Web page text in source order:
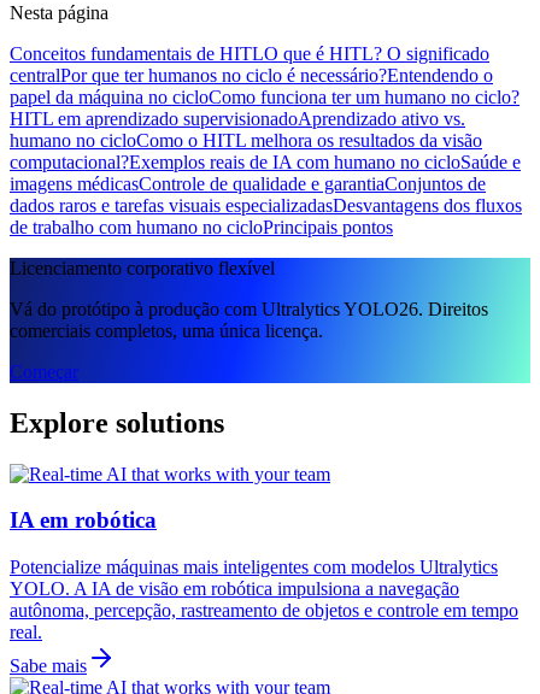
Nesta página
Conceitos fundamentais de HITLO que é HITL? O significado
centralPor que ter humanos no ciclo é necessário?Entendendo o
papel da máquina no cicloComo funciona ter um humano no ciclo?
HITL em aprendizado supervisionadoAprendizado ativo vs.
humano no cicloComo o HITL melhora os resultados da visão
computacional?Exemplos reais de IA com humano no cicloSaúde e
imagens médicasControle de qualidade e garantiaConjuntos de
dados raros e tarefas visuais especializadasDesvantagens dos fluxos
de trabalho com humano no cicloPrincipais pontos
Licenciamento corporativo flexível
Vá do protótipo à produção com Ultralytics YOLO26. Direitos
comerciais completos, uma única licença.
Começar
Explore solutions
IA em robótica
Potencialize máquinas mais inteligentes com modelos Ultralytics
YOLO. A IA de visão em robótica impulsiona a navegação
autônoma, percepção, rastreamento de objetos e controle em tempo
real.
Sabe mais